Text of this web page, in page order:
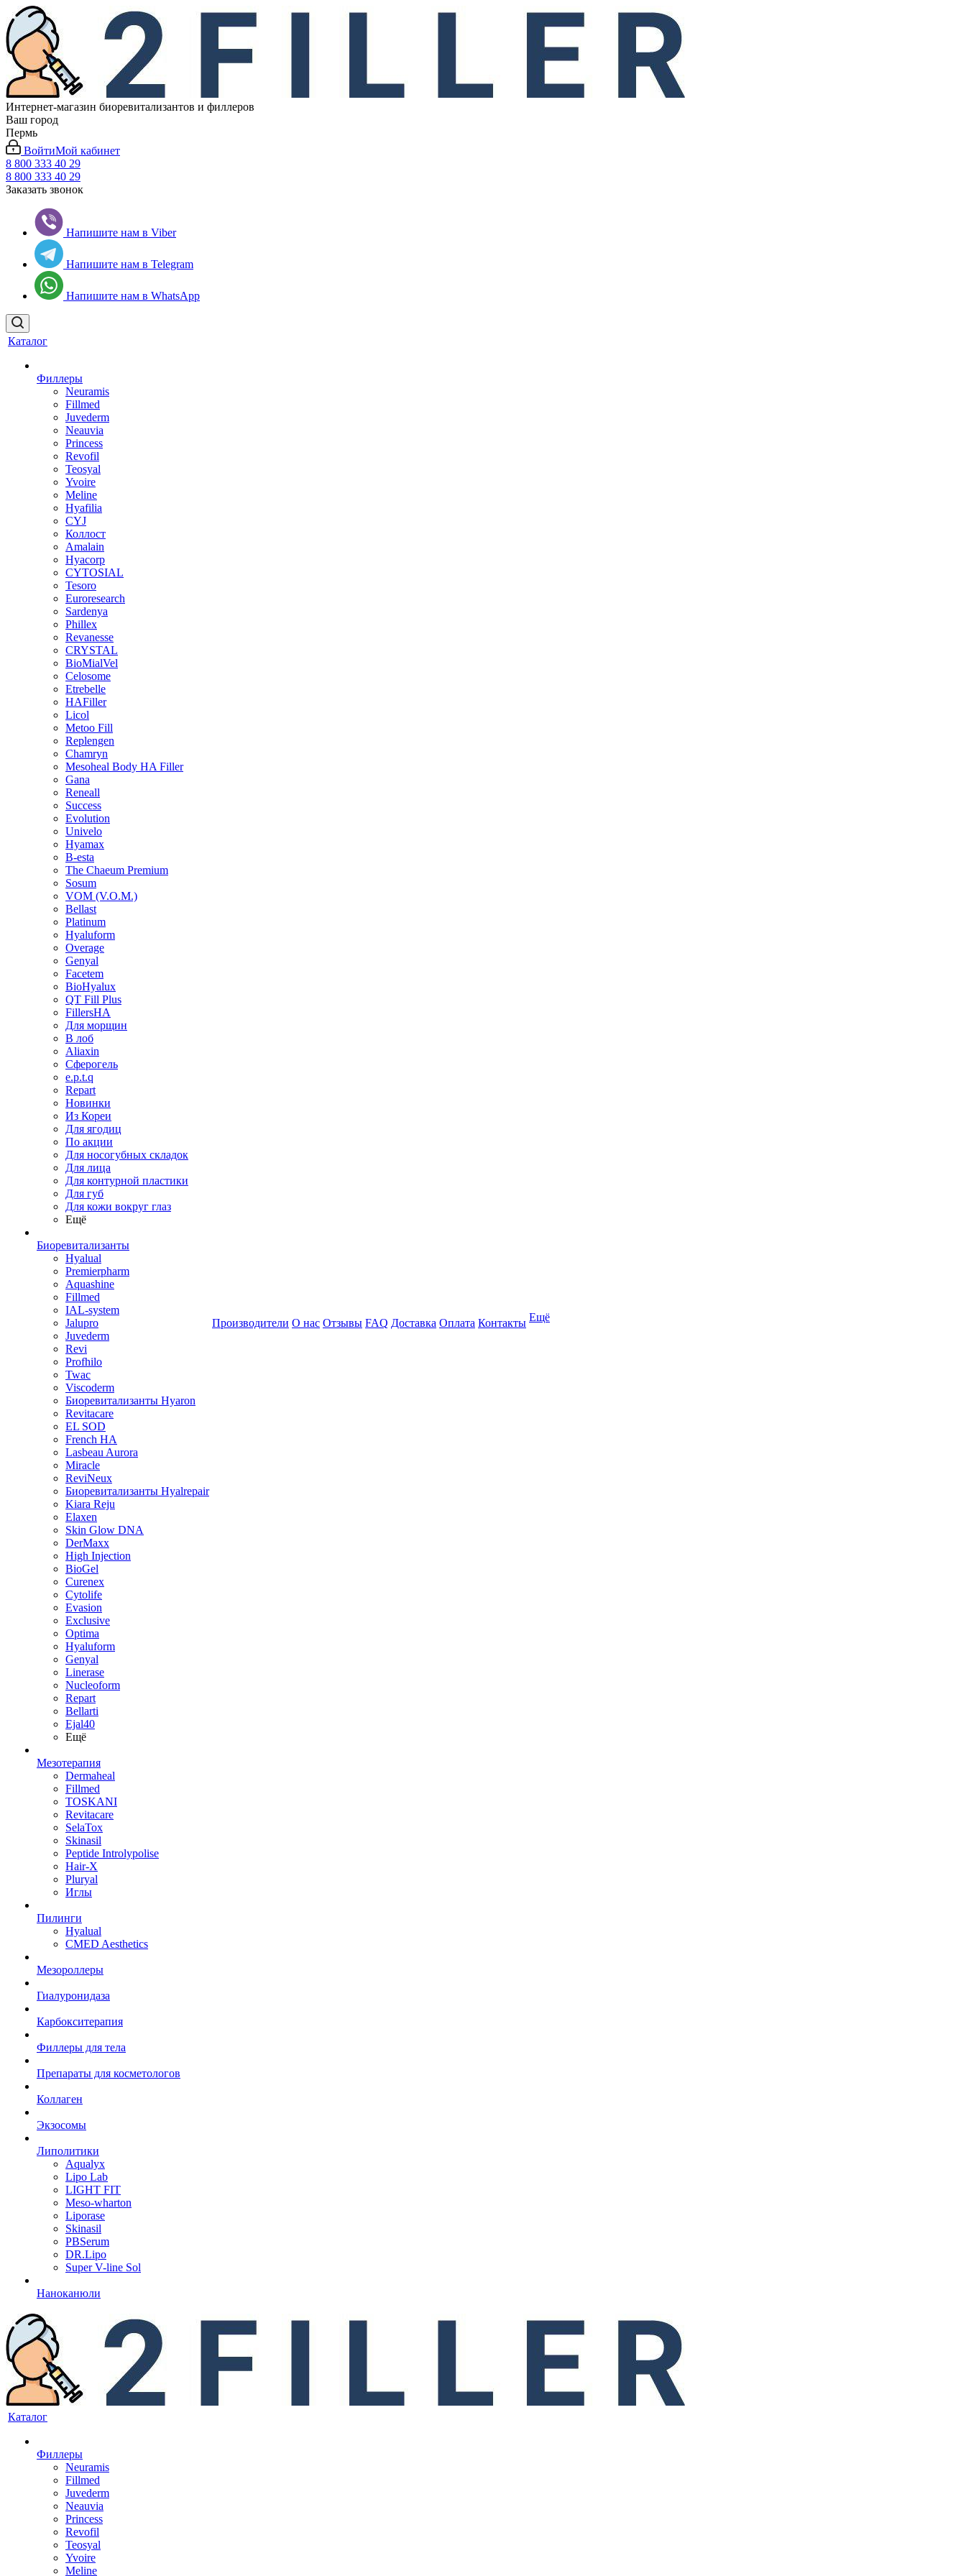
Интернет-магазин биоревитализантов и филлеров
Ваш город
Пермь
ВойтиМой кабинет
8 800 333 40 29
8 800 333 40 29
Заказать звонок
Напишите нам в Viber
Напишите нам в Telegram
Напишите нам в WhatsApp
Каталог
Филлеры
Neuramis
Fillmed
Juvederm
Neauvia
Princess
Revofil
Teosyal
Yvoire
Meline
Hyafilia
CYJ
Коллост
Amalain
Hyacorp
CYTOSIAL
Tesoro
Euroresearch
Sardenya
Phillex
Revanesse
CRYSTAL
BioMialVel
Celosome
Etrebelle
HAFiller
Licol
Metoo Fill
Replengen
Chamryn
Mesoheal Body HA Filler
Gana
Reneall
Success
Evolution
Univelo
Hyamax
B-esta
The Chaeum Premium
Sosum
VOM (V.O.M.)
Bellast
Platinum
Hyaluform
Overage
Genyal
Facetem
BioHyalux
QT Fill Plus
FillersHA
Для морщин
В лоб
Aliaxin
Сферогель
e.p.t.q
Repart
Новинки
Из Кореи
Для ягодиц
По акции
Для носогубных складок
Для лица
Для контурной пластики
Для губ
Для кожи вокруг глаз
Ещё
Биоревитализанты
Hyalual
Premierpharm
Aquashine
Fillmed
IAL-system
Jalupro
Juvederm
Revi
Profhilo
Twac
Viscoderm
Биоревитализанты Hyaron
Revitacare
EL SOD
French HA
Lasbeau Aurora
Miracle
ReviNeux
Биоревитализанты Hyalrepair
Kiara Reju
Elaxen
Skin Glow DNA
DerMaxx
High Injection
BioGel
Curenex
Cytolife
Evasion
Exclusive
Optima
Hyaluform
Genyal
Linerase
Nucleoform
Repart
Bellarti
Ejal40
Ещё
Мезотерапия
Dermaheal
Fillmed
TOSKANI
Revitacare
SelaTox
Skinasil
Peptide Introlypolise
Hair-X
Pluryal
Иглы
Пилинги
Hyalual
CMED Aesthetics
Мезороллеры
Гиалуронидаза
Карбокситерапия
Филлеры для тела
Препараты для косметологов
Коллаген
Экзосомы
Липолитики
Aqualyx
Lipo Lab
LIGHT FIT
Meso-wharton
Liporase
Skinasil
PBSerum
DR.Lipo
Super V-line Sol
Наноканюли
Производители О нас Отзывы FAQ Доставка Оплата Контакты Ещё
Каталог
Филлеры
Neuramis
Fillmed
Juvederm
Neauvia
Princess
Revofil
Teosyal
Yvoire
Meline